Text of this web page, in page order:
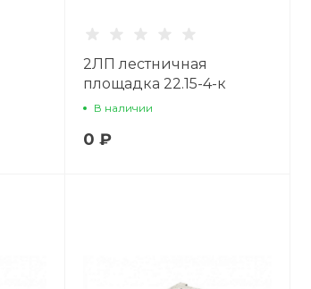
2ЛП лестничная
площадка 22.15-4-к
В наличии
0 ₽